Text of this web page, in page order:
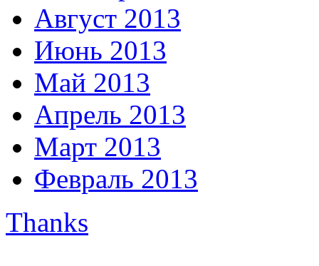
Август 2013
Июнь 2013
Май 2013
Апрель 2013
Март 2013
Февраль 2013
Thanks